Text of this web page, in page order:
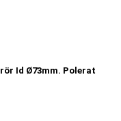
Id Ø73mm. Polerat